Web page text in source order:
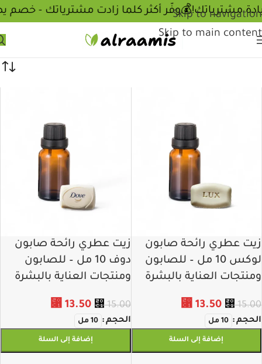
Skip to navigation
Skip to main content
💰وفّر أكثر كلما زادت مشترياتك - خصم
زيت عطري رائحة صابون
لوكس 10 مل – للصابون
ومنتجات العناية بالبشرة
⃁15.00
⃁ 13.50
الحجم 10 مل
إضافة إلى السلة
زيت عطري رائحة صابون
دوف 10 مل – للصابون
ومنتجات العناية بالبشرة
⃁15.00
⃁13.50
الحجم 10 مل
إضافة إلى السلة